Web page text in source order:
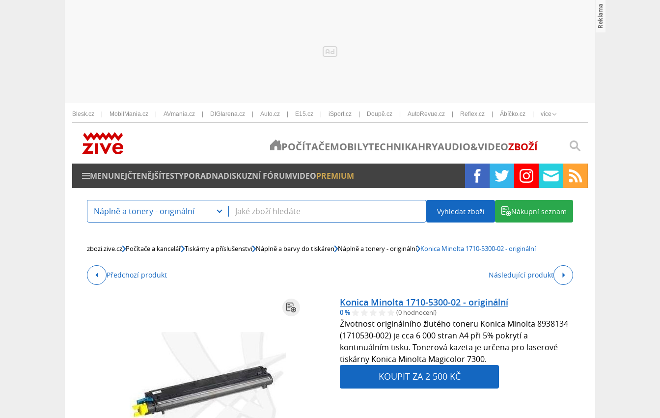
Blesk.cz MobilMania.cz AVmania.cz DIGIarena.cz Auto.cz E15.cz iSport.cz Doupě.cz AutoRevue.cz Reflex.cz Ábíčko.cz více
POČÍTAČEMOBILYTECHNIKAHRYAUDIO&VIDEOZBOŽÍ
MENUNEJČTENĚJŠÍTESTYPORADNADISKUZNÍ FÓRUMVIDEOPREMIUM
Náplně a tonery - originální Vyhledat zboží Nákupní seznam
zbozi.zive.cz Počítače a kancelář Tiskárny a příslušenství Náplně a barvy do tiskáren Náplně a tonery - originální Konica Minolta 1710-5300-02 - originální
Předchozí produkt Následující produkt
Konica Minolta 1710-5300-02 - originální
0 % (0 hodnocení)
Životnost originálního žlutého toneru Konica Minolta 8938134
(1710530-002) je cca 6 000 stran A4 při 5% pokrytí a
kontinuálním tisku. Tonerová kazeta je určena pro laserové
tiskárny Konica Minolta Magicolor 7300.
KOUPIT ZA 2 500 KČ